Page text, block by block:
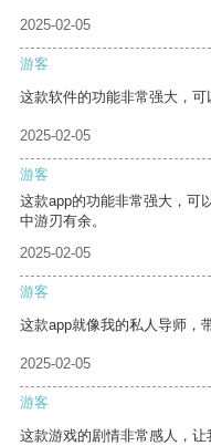
2025-02-05
游客
这款软件的功能非常强大，可
2025-02-05
游客
这款app的功能非常强大，可
中游刃有余。
2025-02-05
游客
这款app就像我的私人导师，
2025-02-05
游客
这款游戏的剧情非常感人，让